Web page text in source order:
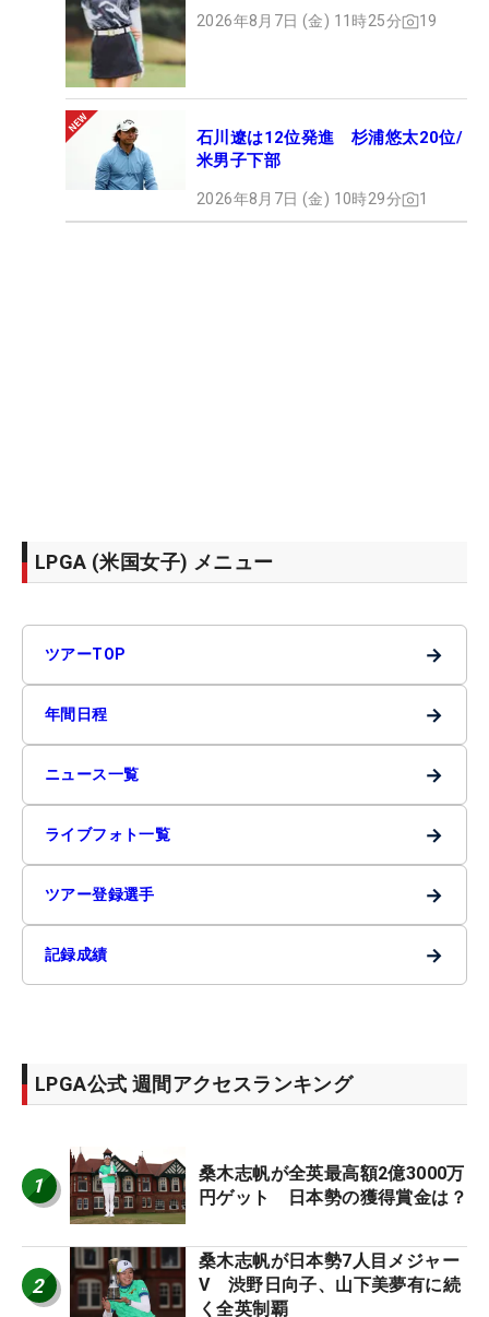
2026年8月7日 (金) 11時25分 19
石川遼は12位発進 杉浦悠太20位/
米男子下部
2026年8月7日 (金) 10時29分 1
LPGA (米国女子) メニュー
ツアーTOP →
年間日程 →
ニュース一覧 →
ライブフォト一覧 →
ツアー登録選手 →
記録成績 →
LPGA公式 週間アクセスランキング
1
桑木志帆が全英最高額2億3000万
円ゲット 日本勢の獲得賞金は？
2
桑木志帆が日本勢7人目メジャー
V 渋野日向子、山下美夢有に続
く全英制覇